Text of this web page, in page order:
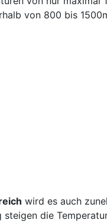
von 800 bis
wird es auch
steigen die